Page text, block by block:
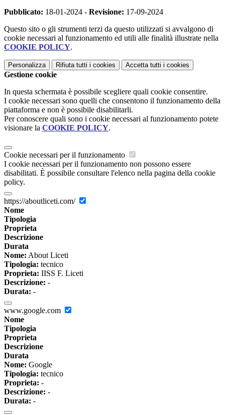
Pubblicato: 18-01-2024 - Revisione: 17-09-2024
Questo sito o gli strumenti terzi da questo utilizzati si avvalgono di
cookie necessari al funzionamento ed utili alle finalità illustrate nella
COOKIE POLICY.
Personalizza Rifiuta tutti i cookies Accetta tutti i cookies
Gestione cookie
In questa schermata è possibile scegliere quali cookie consentire.
I cookie necessari sono quelli che consentono il funzionamento della
piattaforma e non è possibile disabilitarli.
Per conoscere quali sono i cookie necessari al funzionamento potete
visionare la COOKIE POLICY.
Cookie necessari per il funzionamento
I cookie necessari per il funzionamento non possono essere
disabilitati. È possibile consultare l'elenco nella pagina della cookie
policy.
https://aboutliceti.com/
Nome
Tipologia
Proprieta
Descrizione
Durata
Nome: About Liceti
Tipologia: tecnico
Proprieta: IISS F. Liceti
Descrizione: -
Durata: -
www.google.com
Nome
Tipologia
Proprieta
Descrizione
Durata
Nome: Google
Tipologia: tecnico
Proprieta: -
Descrizione: -
Durata: -